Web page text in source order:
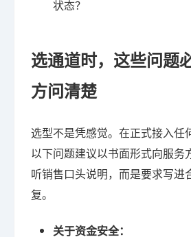
状态？
选通道时，这些问题
方问清楚
选型不是凭感觉。在正式接入任
以下问题建议以书面形式向服
听销售口头说明，而是要求写进
复。
关于资金安全：